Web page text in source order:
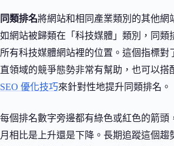
同類排名將網站和相同產業類別的其他網
如網站被歸類在「科技媒體」類別，同類
所有科技媒體網站裡的位置。這個指標對
直領域的競爭態勢非常有幫助，也可以搭
SEO 優化技巧來針對性地提升同類排名。
每個排名數字旁邊都有綠色或紅色的箭頭
月相比是上升還是下降。長期追蹤這個趨